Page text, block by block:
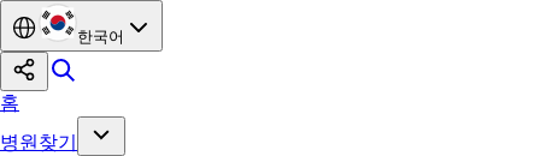
한국어
홈
병원찾기